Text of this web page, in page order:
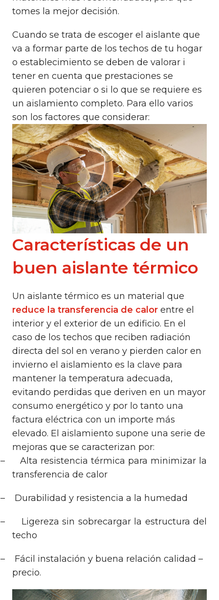
tomes la mejor decisión.
Cuando se trata de escoger el aislante que
va a formar parte de los techos de tu hogar
o establecimiento se deben de valorar i
tener en cuenta que prestaciones se
quieren potenciar o si lo que se requiere es
un aislamiento completo. Para ello varios
son los factores que considerar:
Características de un
buen aislante térmico
Un aislante térmico es un material que
reduce la transferencia de calor entre el
interior y el exterior de un edificio. En el
caso de los techos que reciben radiación
directa del sol en verano y pierden calor en
invierno el aislamiento es la clave para
mantener la temperatura adecuada,
evitando perdidas que deriven en un mayor
consumo energético y por lo tanto una
factura eléctrica con un importe más
elevado. El aislamiento supone una serie de
mejoras que se caracterizan por:
–
Alta resistencia térmica para minimizar la
transferencia de calor
– Durabilidad y resistencia a la humedad
–
Ligereza sin sobrecargar la estructura del
techo
–
Fácil instalación y buena relación calidad –
precio.